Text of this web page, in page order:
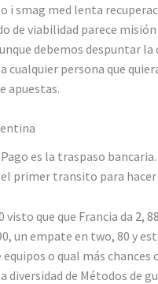
smag med lenta
de viabilidad parece
debemos despuntar
persona que
apuestas.
es la traspaso
primer transito para
que que Francia da
un empate en two, 80 y
o qual más
de Métodos de